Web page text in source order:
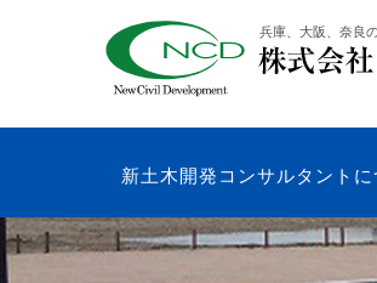
キ
ッ
兵庫、大阪、奈良
新土木開発コンサルタントに